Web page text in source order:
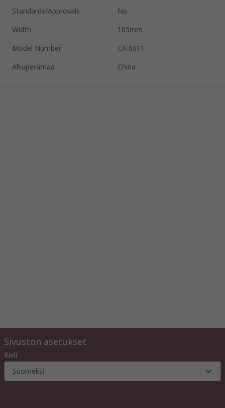
Standards/Approvals
No
Width
185mm
Model Number
CA 6011
Alkuperämaa
China
Sivuston asetukset
Kieli
Suomeksi